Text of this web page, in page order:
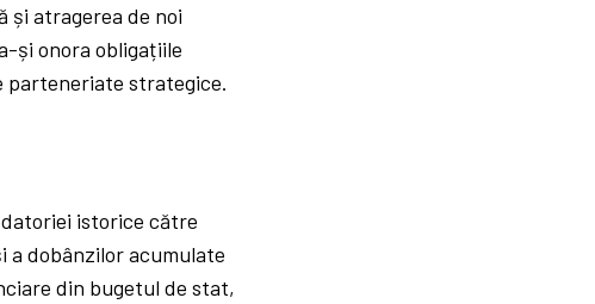
și atragerea de noi
și onora obligațiile
parteneriate strategice.
istorice către
dobânzilor acumulate
din bugetul de stat,